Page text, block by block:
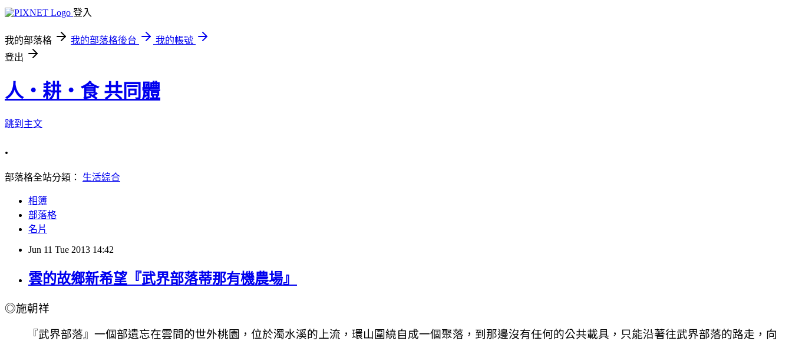
登入
我的部落格 我的部落格後台
我的帳號
登出
人‧耕‧食 共同體
跳到主文
.
部落格全站分類： 生活綜合
相簿
部落格
名片
Jun 11 Tue 2013 14:42
雲的故鄉新希望『武界部落蒂那有機農場』
◎施朝祥
『武界部落』一個部遺忘在雲間的世外桃園，位於濁水溪的上流，環山圍繞自成一個聚落，到那邊沒有任何的公共載具，只能沿著往武界部落的路走，向